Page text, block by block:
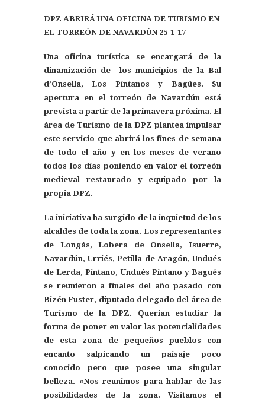
DPZ ABRIRÁ UNA OFICINA DE TURISMO EN
EL TORREÓN DE NAVARDÚN 25-1-17
Una oficina turística se encargará de la
dinamización de los municipios de la Bal
d’Onsella, Los Píntanos y Bagües. Su
apertura en el torreón de Navardún está
prevista a partir de la primavera próxima. El
área de Turismo de la DPZ plantea impulsar
este servicio que abrirá los fines de semana
de todo el año y en los meses de verano
todos los días poniendo en valor el torreón
medieval restaurado y equipado por la
propia DPZ.
La iniciativa ha surgido de la inquietud de los
alcaldes de toda la zona. Los representantes
de Longás, Lobera de Onsella, Isuerre,
Navardún, Urriés, Petilla de Aragón, Undués
de Lerda, Pintano, Undués Pintano y Bagués
se reunieron a finales del año pasado con
Bizén Fuster, diputado delegado del área de
Turismo de la DPZ. Querían estudiar la
forma de poner en valor las potencialidades
de esta zona de pequeños pueblos con
encanto salpicando un paisaje poco
conocido pero que posee una singular
belleza. «Nos reunimos para hablar de las
posibilidades de la zona. Visitamos el